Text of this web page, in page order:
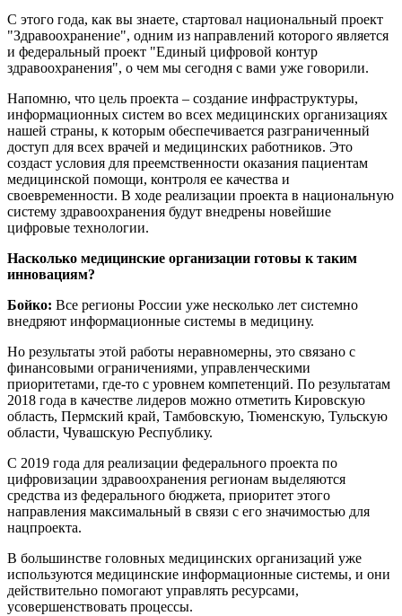
С этого года, как вы знаете, стартовал национальный проект
"Здравоохранение", одним из направлений которого является
и федеральный проект "Единый цифровой контур
здравоохранения", о чем мы сегодня с вами уже говорили.
Напомню, что цель проекта – создание инфраструктуры,
информационных систем во всех медицинских организациях
нашей страны, к которым обеспечивается разграниченный
доступ для всех врачей и медицинских работников. Это
создаст условия для преемственности оказания пациентам
медицинской помощи, контроля ее качества и
своевременности. В ходе реализации проекта в национальную
систему здравоохранения будут внедрены новейшие
цифровые технологии.
Насколько медицинские организации готовы к таким
инновациям?
Бойко: Все регионы России уже несколько лет системно
внедряют информационные системы в медицину.
Но результаты этой работы неравномерны, это связано с
финансовыми ограничениями, управленческими
приоритетами, где-то с уровнем компетенций. По результатам
2018 года в качестве лидеров можно отметить Кировскую
область, Пермский край, Тамбовскую, Тюменскую, Тульскую
области, Чувашскую Республику.
С 2019 года для реализации федерального проекта по
цифровизации здравоохранения регионам выделяются
средства из федерального бюджета, приоритет этого
направления максимальный в связи с его значимостью для
нацпроекта.
В большинстве головных медицинских организаций уже
используются медицинские информационные системы, и они
действительно помогают управлять ресурсами,
усовершенствовать процессы.